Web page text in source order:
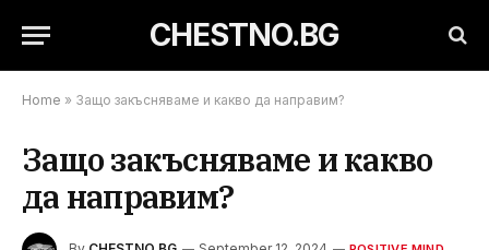
CHESTNO.BG
Home » Защо закъсняваме и какво да направим?
Защо закъсняваме и какво
да направим?